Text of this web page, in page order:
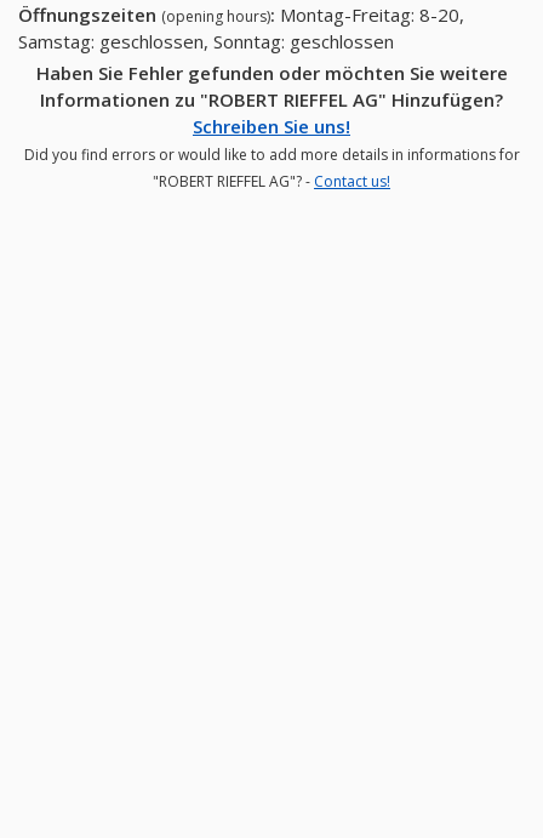
Öffnungszeiten (opening hours): Montag-Freitag: 8-20,
Samstag: geschlossen, Sonntag: geschlossen
Haben Sie Fehler gefunden oder möchten Sie weitere
Informationen zu "ROBERT RIEFFEL AG" Hinzufügen?
Schreiben Sie uns!
Did you find errors or would like to add more details in informations for
"ROBERT RIEFFEL AG"? - Contact us!